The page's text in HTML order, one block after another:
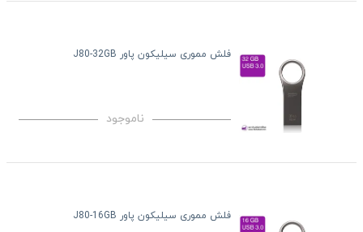
فلش مموری سیلیکون پاور J80-32GB
ناموجود
فلش مموری سیلیکون پاور J80-16GB